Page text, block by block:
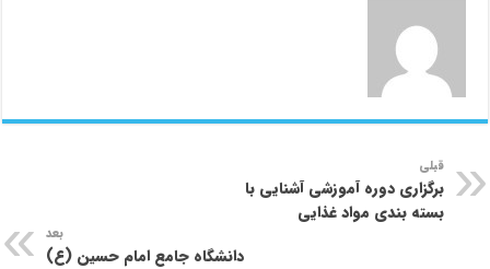
قبلی
برگزاری دوره آموزشی آشنایی با
بسته بندی مواد غذایی
بعد
دانشگاه جامع امام حسین (ع)